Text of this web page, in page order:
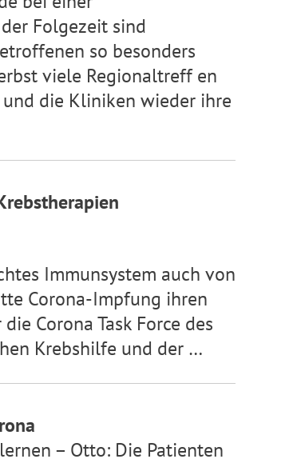
Folgezeit sind
so besonders
viele Regionaltreff en
die Kliniken wieder ihre
Immunsystem auch von
Corona-Impfung ihren
Corona Task Force des
Krebshilfe und der …
– Otto: Die Patienten